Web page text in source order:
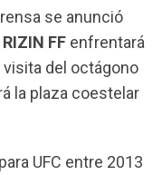
se anunció
RIZIN FF enfrentará
visita del octágono
la plaza coestelar
UFC entre 2013